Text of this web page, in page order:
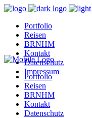
Portfolio
Reisen
BRNHM
Kontakt
Datenschutz
Impressum
Portfolio
Reisen
BRNHM
Kontakt
Datenschutz